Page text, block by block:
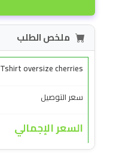
ملخص الطلب
Tshirt oversize cherries
سعر التوصيل
السعر الإجمالي